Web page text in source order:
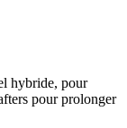
hybride, pour
pour prolonger